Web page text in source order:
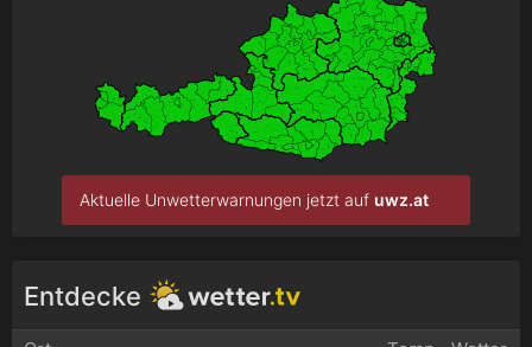
Aktuelle Unwetterwarnungen jetzt auf uwz.at
Entdecke